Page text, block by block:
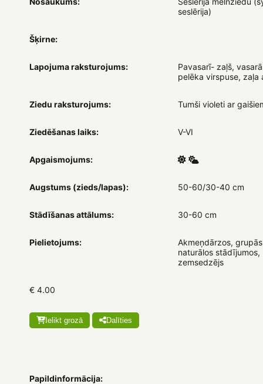
seslērija)
Šķirne:
Lapojuma raksturojums:
Pavasarī- zaļš,
pelēka virspuse, zaļa
Ziedu raksturojums: Tumši violeti ar
Ziedēšanas laiks: V-VI
Apgaismojums:
Augstums (zieds/lapas): 50-60/30-40 cm
Stādīšanas attālums: 30-60 cm
Pielietojums:
Akmeņdārzos,
naturālos stādījumos,
zemsedzējs
€ 4.00
Ielikt grozā Dalīties
Papildinformācija: